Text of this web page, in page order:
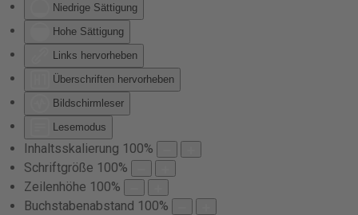
Niedrige Sättigung
Hohe Sättigung
Links hervorheben
Überschriften hervorheben
Bildschirmleser
Lesemodus
Inhaltsskalierung 100%
Schriftgröße 100%
Zeilenhöhe 100%
Buchstabenabstand 100%